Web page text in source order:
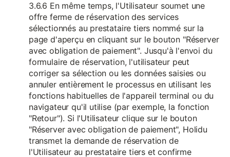
3.6.6 En même temps, l'Utilisateur soumet une
offre ferme de réservation des services
sélectionnés au prestataire tiers nommé sur la
page d'aperçu en cliquant sur le bouton "Réserver
avec obligation de paiement". Jusqu'à l'envoi du
formulaire de réservation, l'utilisateur peut
corriger sa sélection ou les données saisies ou
annuler entièrement le processus en utilisant les
fonctions habituelles de l'appareil terminal ou du
navigateur qu'il utilise (par exemple, la fonction
"Retour"). Si l'Utilisateur clique sur le bouton
"Réserver avec obligation de paiement", Holidu
transmet la demande de réservation de
l'Utilisateur au prestataire tiers et confirme